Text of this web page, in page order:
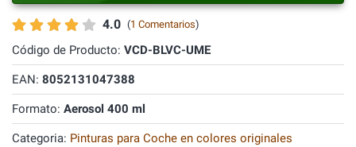
4.0 (1 Comentarios)
Código de Producto: VCD-BLVC-UME
EAN: 8052131047388
Formato: Aerosol 400 ml
Categoria: Pinturas para Coche en colores originales